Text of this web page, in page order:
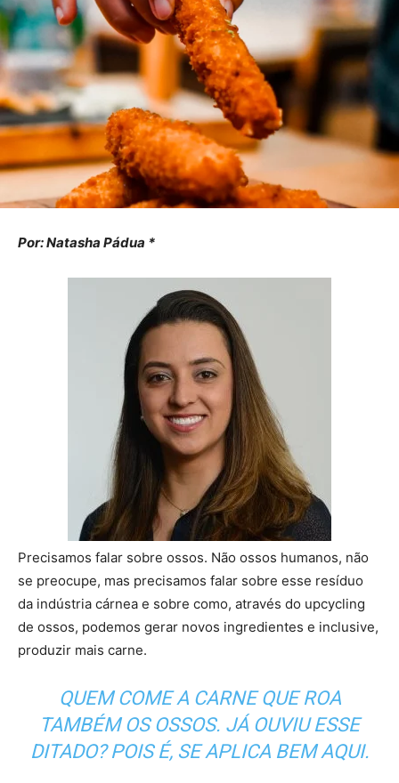
Por: Natasha Pádua *
Precisamos falar sobre ossos. Não ossos humanos, não
se preocupe, mas precisamos falar sobre esse resíduo
da indústria cárnea e sobre como, através do upcycling
de ossos, podemos gerar novos ingredientes e inclusive,
produzir mais carne.
QUEM COME A CARNE QUE ROA
TAMBÉM OS OSSOS. JÁ OUVIU ESSE
DITADO? POIS É, SE APLICA BEM AQUI.